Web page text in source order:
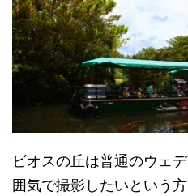
ビオスの丘は普通のウェ
囲気で撮影したいという